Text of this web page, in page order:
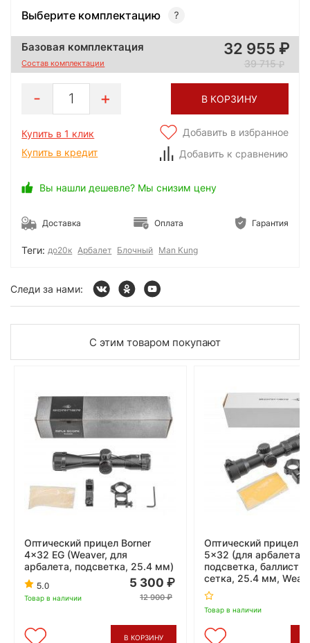
Выберите комплектацию
Базовая комплектация
Состав комплектации
32 955
39 715
1 В КОРЗИНУ
Купить в 1 клик
Купить в кредит
Добавить в избранное
Добавить к сравнению
Вы нашли дешевле? Мы снизим цену
Доставка Оплата Гарантия
Теги: до20к Арбалет Блочный Man Kung
Следи за нами:
С этим товаром покупают
Оптический прицел Borner
4x32 EG (Weaver, для
арбалета, подсветка, 25.4 мм)
5.0
Товар в наличии
5 300
12 900
В КОРЗИНУ
Оптический прицел
5x32 (для арбалета,
подсветка,
сетка, 25.4 мм,
Товар в наличии